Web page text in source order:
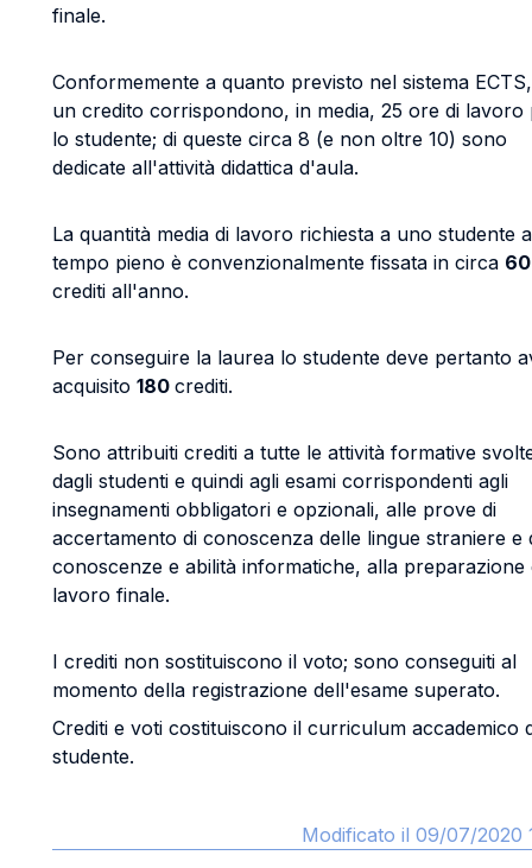
finale.
Conformemente a quanto previsto nel sistema
un credito corrispondono, in media, 25 ore di lavoro
lo studente; di queste circa 8 (e non oltre 10) sono
dedicate all'attività didattica d'aula.
La quantità media di lavoro richiesta a uno studente a
tempo pieno è convenzionalmente fissata in circa 60
crediti all'anno.
Per conseguire la laurea lo studente deve pertanto
acquisito 180 crediti.
Sono attribuiti crediti a tutte le attività formative
dagli studenti e quindi agli esami corrispondenti agli
insegnamenti obbligatori e opzionali, alle prove di
accertamento di conoscenza delle lingue straniere e
conoscenze e abilità informatiche, alla preparazione
lavoro finale.
I crediti non sostituiscono il voto; sono conseguiti al
momento della registrazione dell'esame superato.
Crediti e voti costituiscono il curriculum accademico
studente.
Modificato il 09/07/2020